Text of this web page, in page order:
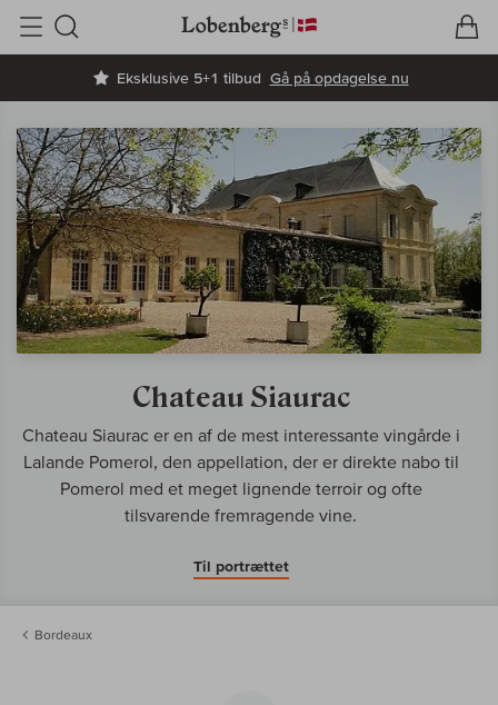
Eksklusive 5+1 tilbud Gå på opdagelse nu
Søg
Chateau Siaurac
Chateau Siaurac er en af de mest interessante vingårde i
Lalande Pomerol, den appellation, der er direkte nabo til
Pomerol med et meget lignende terroir og ofte
tilsvarende fremragende vine.
Til portrættet
Bordeaux